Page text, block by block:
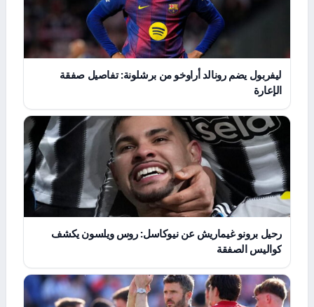
ليفربول يضم رونالد أراوخو من برشلونة: تفاصيل صفقة
الإعارة
رحيل برونو غيماريش عن نيوكاسل: روس ويلسون يكشف
كواليس الصفقة